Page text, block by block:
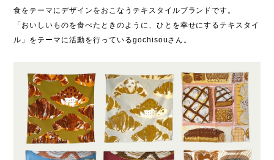
食をテーマにデザインをおこなうテキスタイルブランドです。
「おいしいものを食べたときのように、ひとを幸せにするテキスタイ
ル」をテーマに活動を行っているgochisouさん。